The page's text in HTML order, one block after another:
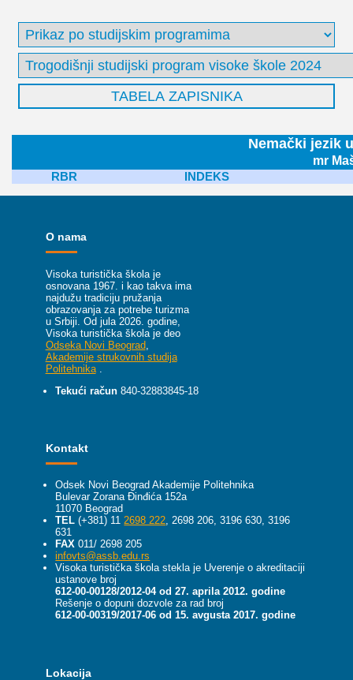
Nemački jezik
mr
RBR INDEKS
O nama
Visoka turistička škola je
osnovana 1967. i kao takva ima
najdužu tradiciju pružanja
obrazovanja za potrebe turizma
u Srbiji. Od jula 2026. godine,
Visoka turistička škola je deo
Odseka Novi Beograd
Akademije strukovnih studija
Politehnika
Tekući račun 840-32883845-18
Kontakt
Odsek Novi Beograd Akademije Politehnika
Bulevar Zorana Đinđića 152a
11070 Beograd
TEL (+381) 112698 222, 2698 206, 3196 630, 3196
631
FAX 011/ 2698 205
infovts@assb.edu.rs
Visoka turistička škola stekla je Uverenje o akreditaciji
ustanove broj
612-00-00128/2012-04 od 27. aprila 2012. godine
Rešenje o dopuni dozvole za rad broj
612-00-00319/2017-06 od 15. avgusta 2017. godine
Lokacija